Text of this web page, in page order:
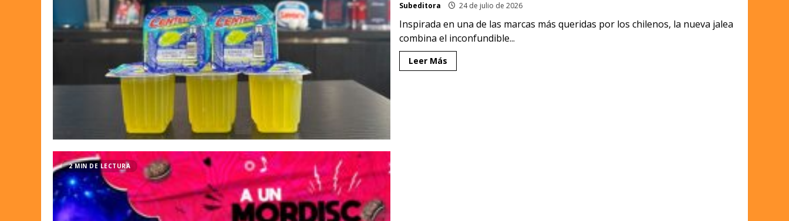
Subeditora 24 de julio de 2026
Inspirada en una de las marcas más queridas por los chilenos, la nueva jalea
combina el inconfundible...
Leer Más
2 MIN DE LECTURA